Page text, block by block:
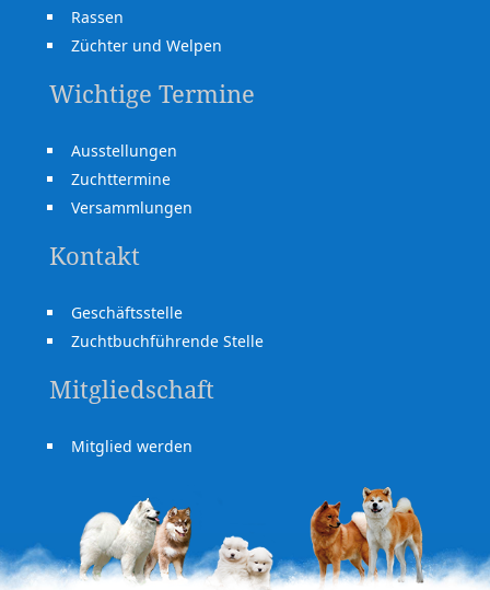
Rassen
Züchter und Welpen
Wichtige Termine
Ausstellungen
Zuchttermine
Versammlungen
Kontakt
Geschäftsstelle
Zuchtbuchführende Stelle
Mitgliedschaft
Mitglied werden